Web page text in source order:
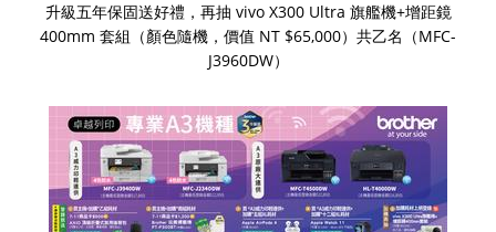
升級五年保固送好禮，再抽 vivo X300 Ultra 旗艦機+增距鏡
400mm 套組（顏色隨機，價值 NT $65,000）共乙名（MFC-
J3960DW）